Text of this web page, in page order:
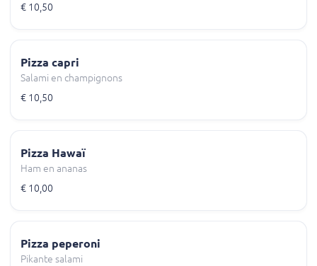
€ 10,50
Pizza capri
Salami en champignons
€ 10,50
Pizza Hawaï
Ham en ananas
€ 10,00
Pizza peperoni
Pikante salami